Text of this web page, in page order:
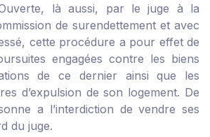
là aussi, par le juge à la
de surendettement et avec
cette procédure a pour effet de
engagées contre les biens
de ce dernier ainsi que les
d’expulsion de son logement. De
a l’interdiction de vendre ses
du juge.